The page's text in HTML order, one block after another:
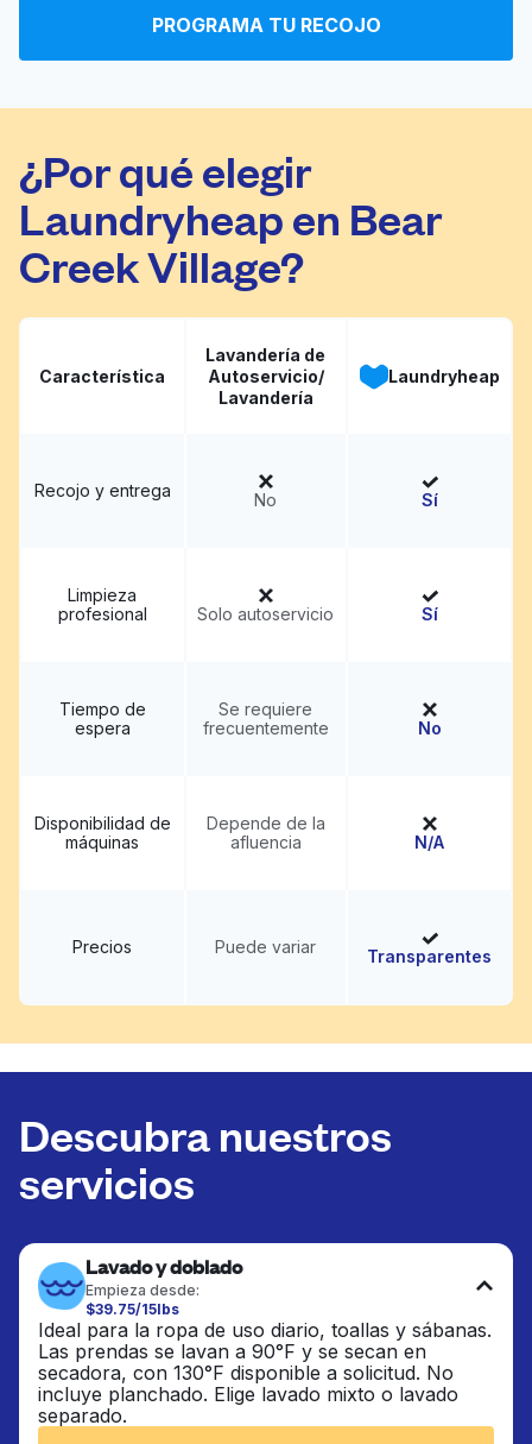
PROGRAMA TU RECOJO
¿Por qué elegir
Laundryheap en Bear
Creek Village?
Característica
Lavandería de
Autoservicio/
Lavandería
Laundryheap
Recojo y entrega No Sí
Limpieza
profesional
Solo autoservicio Sí
Tiempo de
espera
Se requiere
frecuentemente
No
Disponibilidad de
máquinas
Depende de la
afluencia
N/A
Precios Puede variar Transparentes
Descubra nuestros
servicios
Lavado y doblado
Empieza desde:
$39.75/15lbs
Ideal para la ropa de uso diario, toallas y sábanas.
Las prendas se lavan a 90°F y se secan en
secadora, con 130°F disponible a solicitud. No
incluye planchado. Elige lavado mixto o lavado
separado.